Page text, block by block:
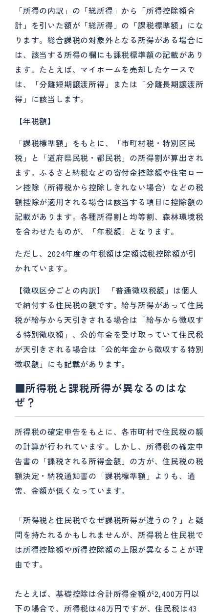
「所得の内訳」の「総所得」から「所得控除額合
計」を引いた額が「総所得」の「課税標準額」にな
ります。総合課税の対象外となる所得がある場合に
は、該当する所得の欄にも課税標準額の記載があり
ます。たとえば、マイホームを売却したケースで
は、「分離短期譲渡所得」または「分離長期譲渡所
得」に該当します。
【年税額】
「課税標準額」をもとに、「市町村税・特別区民
税」と「道府県民税・都民税」の所得割が算出され
ます。ふるさと納税などの寄付金控除額や住宅ロー
ン控除（所得税から控除しきれない場合）などの税
額控除が適用される場合は該当する項目に控除額の
記載があります。各種所得割と均等割、森林環境税
を合わせたものが、「年税額」となります。
ただし、2024年度の年税額は定額減税控除額が引
かれています。
【徴収区分ごとの内訳】 「普通徴収税額」は個人
で納付する住民税の額です。給与所得があって住民
税が給与から天引きされる場合は「給与から徴収す
る特別徴収額」、公的年金を受け取っていて住民税
が天引きされる場合は「公的年金から徴収する特別
徴収額」にも記載があります。
■所得税と課税所得が異なるのはな
ぜ？
所得税の確定申告をもとに、各市町村で住民税の額
の計算が行われています。しかし、所得税の確定申
告書の「課税される所得金額」の方が、住民税の税
額決定・納税通知書の「課税標準額」よりも、通
常、金額が低くなっています。
「所得税と住民税でなぜ課税所得が違うの？」と疑
問を持たれるかもしれませんが、所得税と住民税で
は所得控除額や所得控除額の上限が異なることが理
由です。
たとえば、基礎控除は合計所得金額が2,400万円以
下の場合で、所得税は48万円ですが、住民税は43